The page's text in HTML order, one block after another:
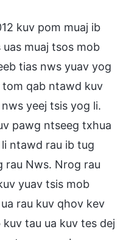
kuv pom muaj ib
muaj tsos mob
tias nws yuav yog
tom qab ntawd kuv
yeej tsis yog li.
pawg ntseeg txhua
ntawd rau ib tug
rau Nws. Nrog rau
yuav tsis mob
rau kuv qhov kev
tau ua kuv tes dej